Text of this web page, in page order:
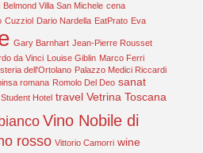
Belmond Villa San Michele cena
Cuzziol Dario Nardella EatPrato Eva
Gary Barnhart Jean-Pierre Rousset
da Vinci Louise Giblin Marco Ferri
dell'Ortolano Palazzo Medici Riccardi
romana Romolo Del Deo sanat
Hotel travel Vetrina Toscana
Vino Nobile di
rosso Vittorio Camorri wine